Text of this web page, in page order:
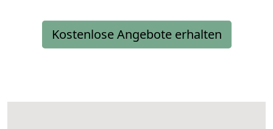
Kostenlose Angebote erhalten